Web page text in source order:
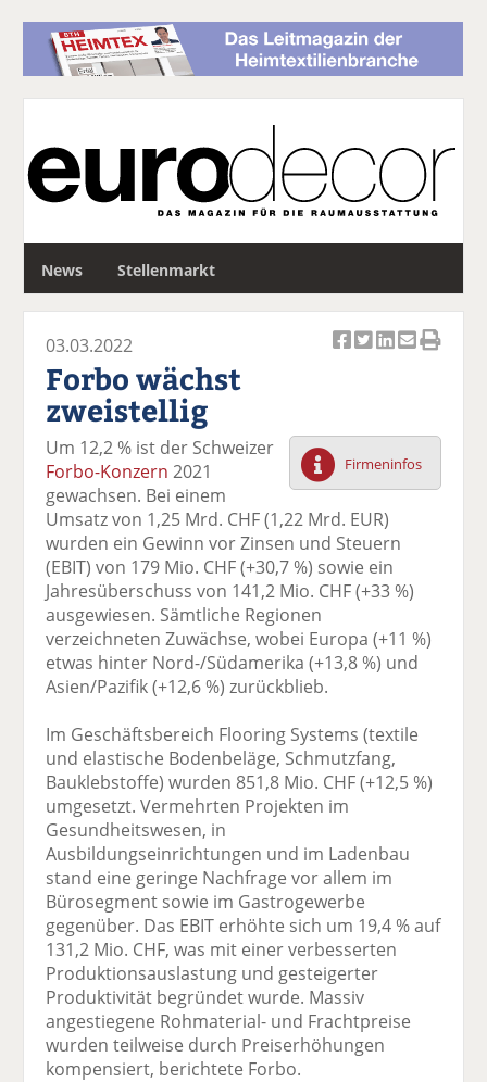
News Stellenmarkt
c
el
a
uf
F
ac
e
b
o
k
te
n
el
t
wi
tt
er
n
el
a
uf
Li
n
k
e
di
n
te
il
el
p
er
ai
l
v
er
se
n
e
n
el
D
ru
03.03.2022
Forbo wächst
zweistellig
Firmeninfos
Um 12,2 % ist der Schweizer
Forbo-Konzern 2021
gewachsen. Bei einem
Umsatz von 1,25 Mrd. CHF (1,22 Mrd. EUR)
wurden ein Gewinn vor Zinsen und Steuern
(EBIT) von 179 Mio. CHF (+30,7 %) sowie ein
Jahresüberschuss von 141,2 Mio. CHF (+33 %)
ausgewiesen. Sämtliche Regionen
verzeichneten Zuwächse, wobei Europa (+11 %)
etwas hinter Nord-/Südamerika (+13,8 %) und
Asien/Pazifik (+12,6 %) zurückblieb.
Im Geschäftsbereich Flooring Systems (textile
und elastische Bodenbeläge, Schmutzfang,
Bauklebstoffe) wurden 851,8 Mio. CHF (+12,5 %)
umgesetzt. Vermehrten Projekten im
Gesundheitswesen, in
Ausbildungseinrichtungen und im Ladenbau
stand eine geringe Nachfrage vor allem im
Bürosegment sowie im Gastrogewerbe
gegenüber. Das EBIT erhöhte sich um 19,4 % auf
131,2 Mio. CHF, was mit einer verbesserten
Produktionsauslastung und gesteigerter
Produktivität begründet wurde. Massiv
angestiegene Rohmaterial- und Frachtpreise
wurden teilweise durch Preiserhöhungen
kompensiert, berichtete Forbo.